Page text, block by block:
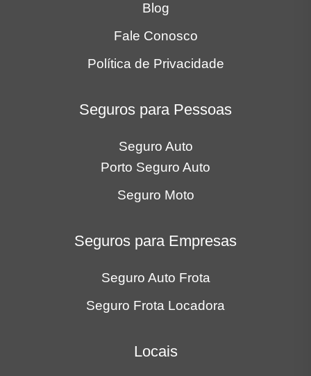
Blog
Fale Conosco
Política de Privacidade
Seguros para Pessoas
Seguro Auto
Porto Seguro Auto
Seguro Moto
Seguros para Empresas
Seguro Auto Frota
Seguro Frota Locadora
Locais